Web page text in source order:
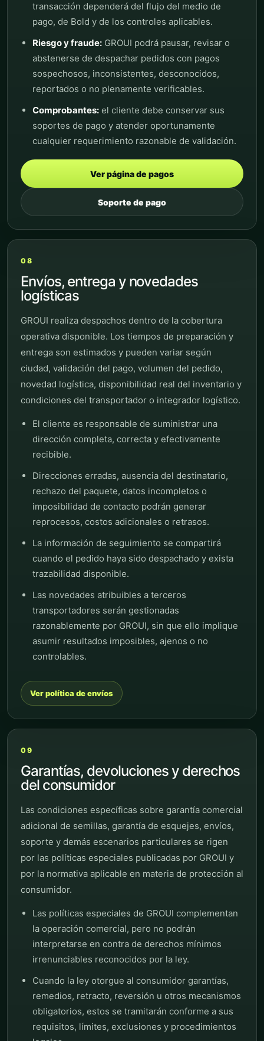
transacción dependerá del flujo del medio de
pago, de Bold y de los controles aplicables.
Riesgo y fraude: GROUI podrá pausar, revisar o
abstenerse de despachar pedidos con pagos
sospechosos, inconsistentes, desconocidos,
reportados o no plenamente verificables.
Comprobantes: el cliente debe conservar sus
soportes de pago y atender oportunamente
cualquier requerimiento razonable de validación.
Ver página de pagos
Soporte de pago
08
Envíos, entrega y novedades
logísticas
GROUI realiza despachos dentro de la cobertura
operativa disponible. Los tiempos de preparación y
entrega son estimados y pueden variar según
ciudad, validación del pago, volumen del pedido,
novedad logística, disponibilidad real del inventario y
condiciones del transportador o integrador logístico.
El cliente es responsable de suministrar una
dirección completa, correcta y efectivamente
recibible.
Direcciones erradas, ausencia del destinatario,
rechazo del paquete, datos incompletos o
imposibilidad de contacto podrán generar
reprocesos, costos adicionales o retrasos.
La información de seguimiento se compartirá
cuando el pedido haya sido despachado y exista
trazabilidad disponible.
Las novedades atribuibles a terceros
transportadores serán gestionadas
razonablemente por GROUI, sin que ello implique
asumir resultados imposibles, ajenos o no
controlables.
Ver política de envíos
09
Garantías, devoluciones y derechos
del consumidor
Las condiciones específicas sobre garantía comercial
adicional de semillas, garantía de esquejes, envíos,
soporte y demás escenarios particulares se rigen
por las políticas especiales publicadas por GROUI y
por la normativa aplicable en materia de protección al
consumidor.
Las políticas especiales de GROUI complementan
la operación comercial, pero no podrán
interpretarse en contra de derechos mínimos
irrenunciables reconocidos por la ley.
Cuando la ley otorgue al consumidor garantías,
remedios, retracto, reversión u otros mecanismos
obligatorios, estos se tramitarán conforme a sus
requisitos, límites, exclusiones y procedimientos